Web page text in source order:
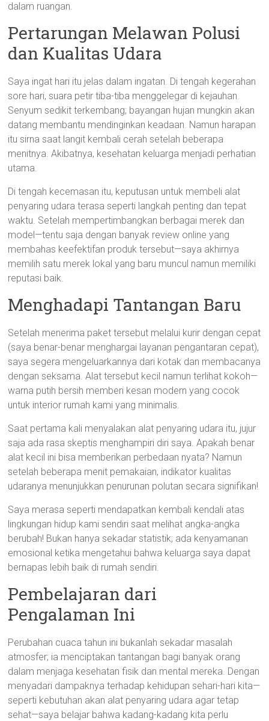
dalam ruangan.
Pertarungan Melawan Polusi
dan Kualitas Udara
Saya ingat hari itu jelas dalam ingatan. Di tengah kegerahan
sore hari, suara petir tiba-tiba menggelegar di kejauhan.
Senyum sedikit terkembang; bayangan hujan mungkin akan
datang membantu mendinginkan keadaan. Namun harapan
itu sirna saat langit kembali cerah setelah beberapa
menitnya. Akibatnya, kesehatan keluarga menjadi perhatian
utama.
Di tengah kecemasan itu, keputusan untuk membeli alat
penyaring udara terasa seperti langkah penting dan tepat
waktu. Setelah mempertimbangkan berbagai merek dan
model—tentu saja dengan banyak review online yang
membahas keefektifan produk tersebut—saya akhirnya
memilih satu merek lokal yang baru muncul namun memiliki
reputasi baik.
Menghadapi Tantangan Baru
Setelah menerima paket tersebut melalui kurir dengan cepat
(saya benar-benar menghargai layanan pengantaran cepat),
saya segera mengeluarkannya dari kotak dan membacanya
dengan seksama. Alat tersebut kecil namun terlihat kokoh—
warna putih bersih memberi kesan modern yang cocok
untuk interior rumah kami yang minimalis.
Saat pertama kali menyalakan alat penyaring udara itu, jujur
saja ada rasa skeptis menghampiri diri saya. Apakah benar
alat kecil ini bisa memberikan perbedaan nyata? Namun
setelah beberapa menit pemakaian, indikator kualitas
udaranya menunjukkan penurunan polutan secara signifikan!
Saya merasa seperti mendapatkan kembali kendali atas
lingkungan hidup kami sendiri saat melihat angka-angka
berubah! Bukan hanya sekadar statistik; ada kenyamanan
emosional ketika mengetahui bahwa keluarga saya dapat
bernapas lebih baik di rumah sendiri.
Pembelajaran dari
Pengalaman Ini
Perubahan cuaca tahun ini bukanlah sekadar masalah
atmosfer; ia menciptakan tantangan bagi banyak orang
dalam menjaga kesehatan fisik dan mental mereka. Dengan
menyadari dampaknya terhadap kehidupan sehari-hari kita—
seperti kebutuhan akan alat penyaring udara agar tetap
sehat—saya belajar bahwa kadang-kadang kita perlu